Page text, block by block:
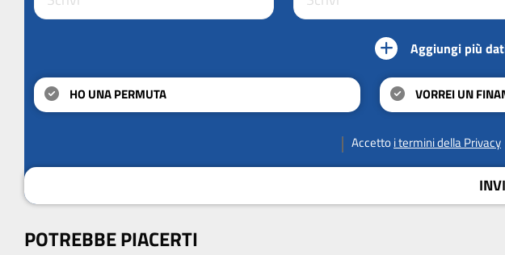
Aggiungi più
HO UNA PERMUTA VORREI UN
Accettoi termini della Privacy
POTREBBE PIACERTI